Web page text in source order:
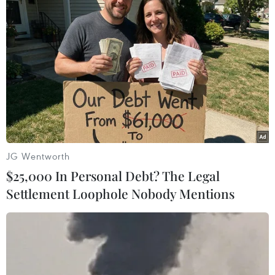
đối thoại giữa các bên liên quan là cách tốt nhất để
giảm căng thẳng và tránh bất kỳ sự leo thang nào.
Iran tuyên bố không phận của nước này an
toàn tuyệt đối
JG Wentworth
$25,000 In Personal Debt? The Legal
Settlement Loophole Nobody Mentions